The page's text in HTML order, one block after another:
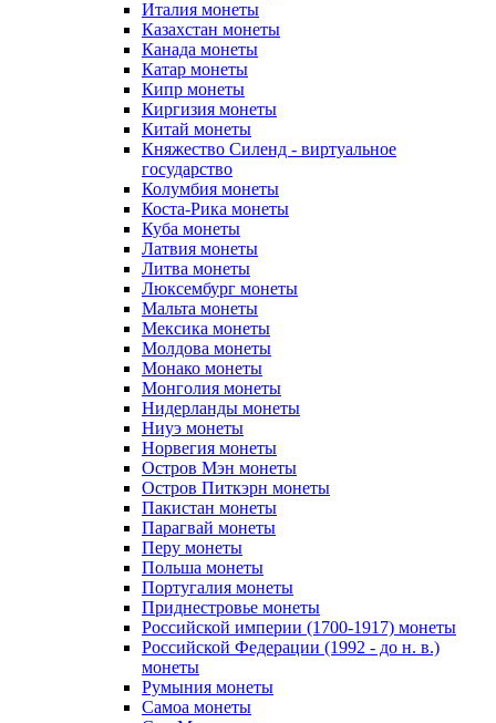
Италия монеты
Казахстан монеты
Канада монеты
Катар монеты
Кипр монеты
Киргизия монеты
Китай монеты
Княжество Силенд - виртуальное
государство
Колумбия монеты
Коста-Рика монеты
Куба монеты
Латвия монеты
Литва монеты
Люксембург монеты
Мальта монеты
Мексика монеты
Молдова монеты
Монако монеты
Монголия монеты
Нидерланды монеты
Ниуэ монеты
Норвегия монеты
Остров Мэн монеты
Остров Питкэрн монеты
Пакистан монеты
Парагвай монеты
Перу монеты
Польша монеты
Португалия монеты
Приднестровье монеты
Российской империи (1700-1917) монеты
Российской Федерации (1992 - до н. в.)
монеты
Румыния монеты
Самоа монеты